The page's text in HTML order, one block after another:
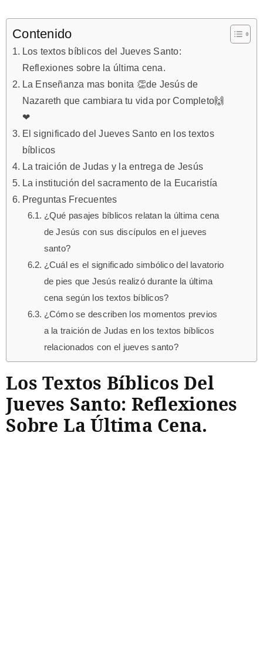
Contenido
Los textos bíblicos del Jueves Santo:
Reflexiones sobre la última cena.
La Enseñanza mas bonita 👏de Jesús de
Nazareth que cambiara tu vida por Completo🙌
❤
El significado del Jueves Santo en los textos
bíblicos
La traición de Judas y la entrega de Jesús
La institución del sacramento de la Eucaristía
Preguntas Frecuentes
¿Qué pasajes bíblicos relatan la última cena
de Jesús con sus discípulos en el jueves
santo?
¿Cuál es el significado simbólico del lavatorio
de pies que Jesús realizó durante la última
cena según los textos bíblicos?
¿Cómo se describen los momentos previos
a la traición de Judas en los textos bíblicos
relacionados con el jueves santo?
Los Textos Bíblicos Del
Jueves Santo: Reflexiones
Sobre La Última Cena.